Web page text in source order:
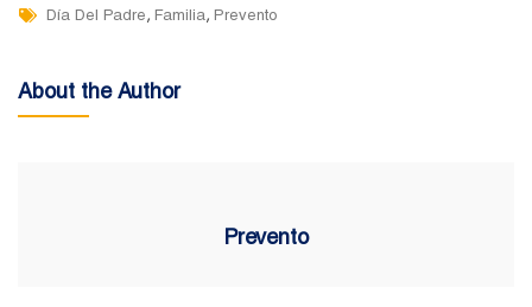
Tags
Día Del Padre, Familia, Prevento
About the Author
Prevento